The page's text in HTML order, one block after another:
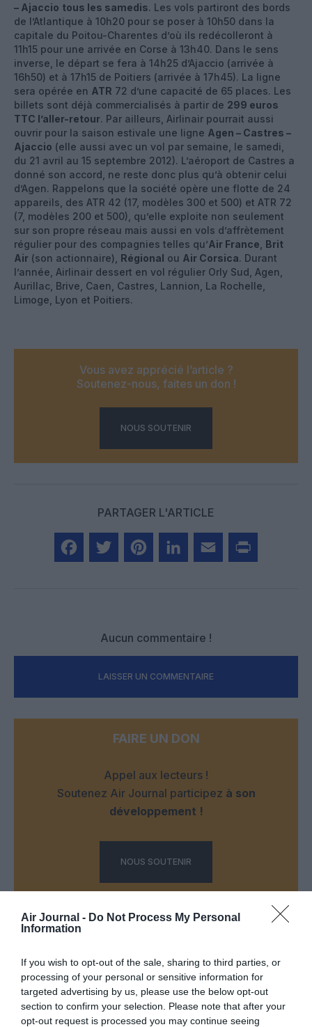
Air Journal - Do Not Process My Personal
Information
If you wish to opt-out of the sale, sharing to third parties, or
processing of your personal or sensitive information for
targeted advertising by us, please use the below opt-out
section to confirm your selection. Please note that after your
opt-out request is processed you may continue seeing
– Ajaccio tous les samedis. Les vols partiront des bords
de l’Atlantique à 10h20 pour se poser à 10h50 dans la
capitale du Poitou-Charentes d’où ils redécolleront à
11h15 pour une arrivée en Corse à 13h40. Dans le sens
inverse, le départ se fera à 14h25 d’Ajaccio (arrivée à
16h50) et à 17h15 de Poitiers (arrivée à 17h45). La ligne
sera opérée en ATR 72 d’une capacité de 65 places. Les
billets sont déjà commercialisés à partir de 299 euros
TTC l’aller-retour. Par ailleurs, Airlinair pourrait aussi
ouvrir pour la saison estivale une ligne Agen – Castres –
Ajaccio (elle aussi avec un vol par semaine, le samedi,
du 21 avril au 15 septembre 2012). L’aéroport de Castres a
donné son accord, ne reste donc plus qu’à obtenir celui
d’Agen. Rappelons que la société opère une flotte de 24
appareils, des ATR 42 (17, modèles 300 et 500) et ATR 72
(7, modèles 200 et 500), qu’elle exploite non seulement
sur son propre réseau mais aussi en vols d’affrètement
régulier pour des compagnies telles qu’Air France Brit
Air (son actionnaire), Régional ou Air Corsica. Durant
l’année, Airlinair dessert en vol régulier Orly Sud, Agen,
Aurillac, Brive, Caen, Castres, Lannion, La Rochelle,
Limoge, Lyon et Poitiers.
Vous avez apprécié l’article ?
Soutenez-nous, faites un don !
NOUS SOUTENIR
PARTAGER L'ARTICLE
Aucun commentaire !
LAISSER UN COMMENTAIRE
FAIRE UN DON
Appel aux lecteurs !
Soutenez Air Journal participez à son
développement !
NOUS SOUTENIR
DERNIERS COMMENTAIRES